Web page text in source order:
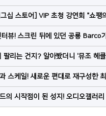
십 스토어] VIP 초청 강연회 "쇼팽
터뷰! 스크린 뒤에 있던 공룡
는 건지? 알아봤더니 '뮤조 헤클라'
스케일! 새로운 편대로 재구성한
시작점이 된 성지! 오디오갤러리